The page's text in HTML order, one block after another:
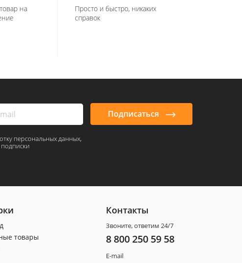
на
Просто и быстро, никаких
справок
Подписаться
персональных данных,
товары
Контакты
Звоните, ответим 24/7
8 800 250 59 58
E-mail